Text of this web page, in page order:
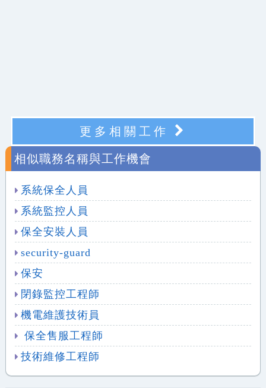
更多相關工作
相似職務名稱與工作機會
系統保全人員
系統監控人員
保全安裝人員
security-guard
保安
閉錄監控工程師
機電維護技術員
保全售服工程師
技術維修工程師